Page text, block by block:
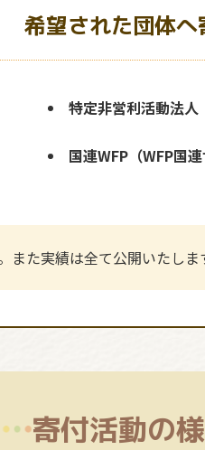
希望された団体へ
特定非営利活動法
国連WFP（WFP国連
た実績は全て公開いたしま
寄付活動の